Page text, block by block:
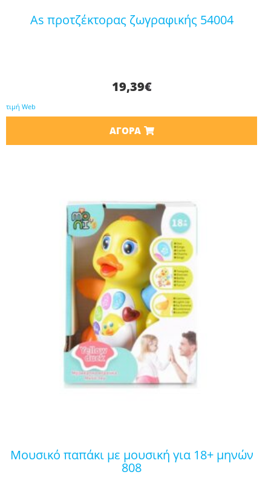
as προτζέκτορας ζωγραφικής 54004
19,39€
τιμή Web
ΑΓΟΡΆ
μουσικό παπάκι με μουσική για 18+ μηνών
808